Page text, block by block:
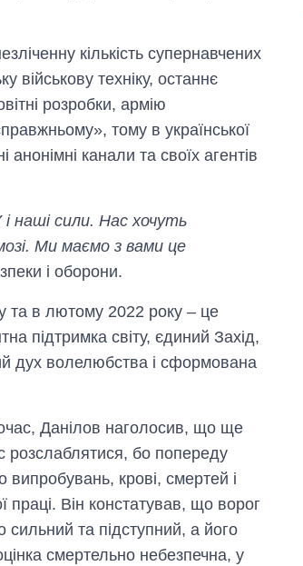
кількість супернавчених
військову техніку, останнє
розробки, армію
тому в української
канали та своїх агентів
наші сили. Нас хочуть
Ми маємо з вами це
і оборони.
та в лютому 2022 року – це
підтримка світу, єдиний Захід,
дух волелюбства і сформована
Данілов наголосив, що ще
розслаблятися, бо попереду
випробувань, крові, смертей і
праці. Він констатував, що ворог
сильний та підступний, а його
смертельно небезпечна, у